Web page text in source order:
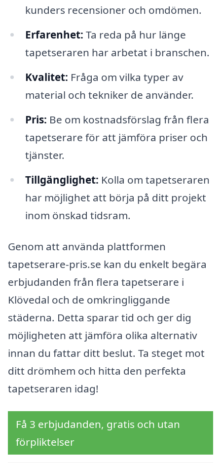
kunders recensioner och omdömen.
Erfarenhet: Ta reda på hur länge
tapetseraren har arbetat i branschen.
Kvalitet: Fråga om vilka typer av
material och tekniker de använder.
Pris: Be om kostnadsförslag från flera
tapetserare för att jämföra priser och
tjänster.
Tillgänglighet: Kolla om tapetseraren
har möjlighet att börja på ditt projekt
inom önskad tidsram.
Genom att använda plattformen
tapetserare-pris.se kan du enkelt begära
erbjudanden från flera tapetserare i
Klövedal och de omkringliggande
städerna. Detta sparar tid och ger dig
möjligheten att jämföra olika alternativ
innan du fattar ditt beslut. Ta steget mot
ditt drömhem och hitta den perfekta
tapetseraren idag!
Få 3 erbjudanden, gratis och utan
förpliktelser